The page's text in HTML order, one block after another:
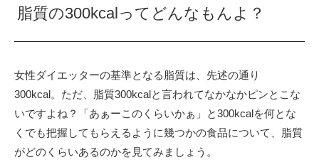
脂質の300kcalってどんなもんよ？
女性ダイエッターの基準となる脂質は、先述の通り
300kcal。ただ、脂質300kcalと言われてなかなかピンとこな
いですよね？「あぁーこのくらいかぁ」と300kcalを何とな
くでも把握してもらえるように幾つかの食品について、脂質
がどのくらいあるのかを見てみましょう。